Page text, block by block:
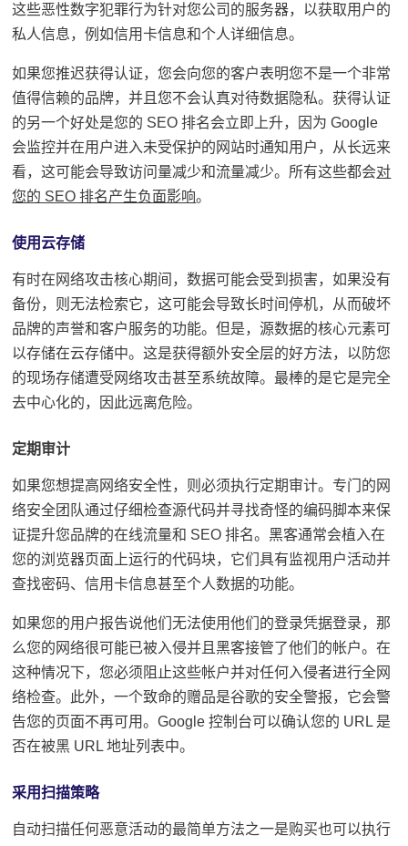
这些恶性数字犯罪行为针对您公司的服务器，以获取用户的
私人信息，例如信用卡信息和个人详细信息。
如果您推迟获得认证，您会向您的客户表明您不是一个非常
值得信赖的品牌，并且您不会认真对待数据隐私。获得认证
的另一个好处是您的 SEO 排名会立即上升，因为 Google
会监控并在用户进入未受保护的网站时通知用户，从长远来
看，这可能会导致访问量减少和流量减少。 所有这些都会对
您的 SEO 排名产生负面影响。
使用云存储
有时在网络攻击核心期间，数据可能会受到损害，如果没有
备份，则无法检索它，这可能会导致长时间停机，从而破坏
品牌的声誉和客户服务的功能。但是，源数据的核心元素可
以存储在云存储中。这是获得额外安全层的好方法，以防您
的现场存储遭受网络攻击甚至系统故障。最棒的是它是完全
去中心化的，因此远离危险。
定期审计
如果您想提高网络安全性，则必须执行定期审计。专门的网
络安全团队通过仔细检查源代码并寻找奇怪的编码脚本来保
证提升您品牌的在线流量和 SEO 排名。黑客通常会植入在
您的浏览器页面上运行的代码块，它们具有监视用户活动并
查找密码、信用卡信息甚至个人数据的功能。
如果您的用户报告说他们无法使用他们的登录凭据登录，那
么您的网络很可能已被入侵并且黑客接管了他们的帐户。在
这种情况下，您必须阻止这些帐户并对任何入侵者进行全网
络检查。此外，一个致命的赠品是谷歌的安全警报，它会警
告您的页面不再可用。Google 控制台可以确认您的 URL 是
否在被黑 URL 地址列表中。
采用扫描策略
自动扫描任何恶意活动的最简单方法之一是购买也可以执行